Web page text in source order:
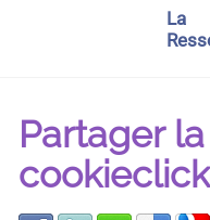
La
Partager